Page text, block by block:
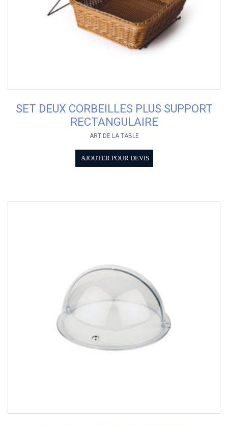
SET DEUX CORBEILLES PLUS SUPPORT
RECTANGULAIRE
ART DE LA TABLE
AJOUTER POUR DEVIS